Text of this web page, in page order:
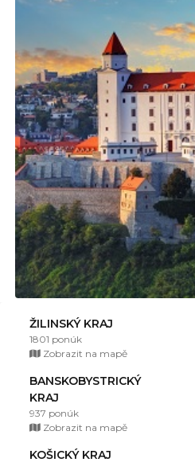
ŽILINSKÝ KRAJ
1801 ponúk
Zobrazit na mapě
BANSKOBYSTRICKÝ
KRAJ
937 ponúk
Zobrazit na mapě
KOŠICKÝ KRAJ